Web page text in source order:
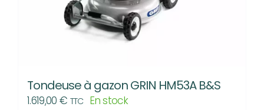
Tondeuse à gazon GRIN HM53A B&S
1.619,00 € TTC En stock